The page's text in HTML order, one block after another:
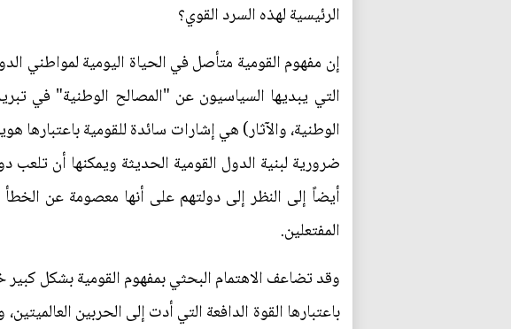
الرئيسية لهذه السرد القوي؟
إن مفهوم القومية متأصل في الحياة اليومية لمواطني
التي يبديها السياسيون عن "المصالح الوطنية" في
الوطنية، والآثار) هي إشارات سائدة للقومية
ضرورية لبنية الدول القومية الحديثة ويمكنها أن تلعب
أيضاً إلى النظر إلى دولتهم على أنها معصومة عن
المفتعلين.
وقد تضاعف الاهتمام البحثي بمفهوم القومية بشكل كبير
باعتبارها القوة الدافعة التي أدت إلى الحربين